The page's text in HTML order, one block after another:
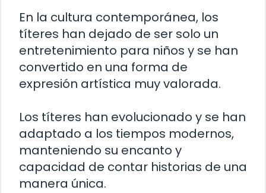
En la cultura contemporánea, los
títeres han dejado de ser solo un
entretenimiento para niños y se han
convertido en una forma de
expresión artística muy valorada.
Los títeres han evolucionado y se han
adaptado a los tiempos modernos,
manteniendo su encanto y
capacidad de contar historias de una
manera única.